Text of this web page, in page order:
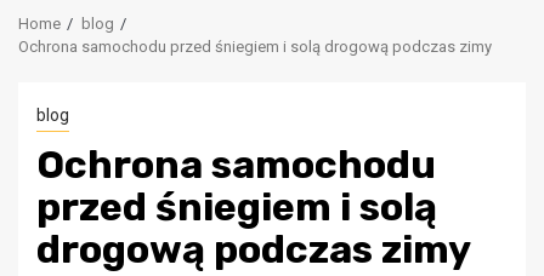
Home
blog
Ochrona samochodu przed śniegiem i solą drogową podczas zimy
blog
Ochrona samochodu
przed śniegiem i solą
drogową podczas zimy